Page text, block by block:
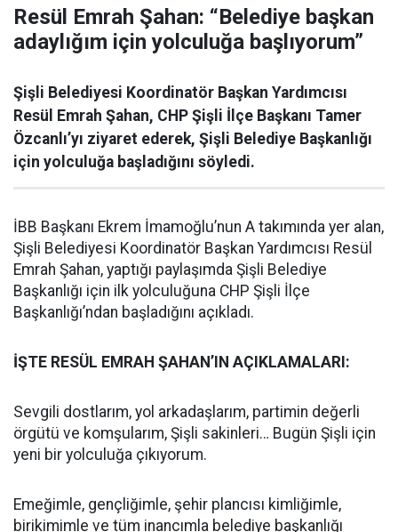
Resül Emrah Şahan: “Belediye başkan
adaylığım için yolculuğa başlıyorum”
Şişli Belediyesi Koordinatör Başkan Yardımcısı
Resül Emrah Şahan, CHP Şişli İlçe Başkanı Tamer
Özcanlı’yı ziyaret ederek, Şişli Belediye Başkanlığı
için yolculuğa başladığını söyledi.
İBB Başkanı Ekrem İmamoğlu’nun A takımında yer alan,
Şişli Belediyesi Koordinatör Başkan Yardımcısı Resül
Emrah Şahan, yaptığı paylaşımda Şişli Belediye
Başkanlığı için ilk yolculuğuna CHP Şişli İlçe
Başkanlığı’ndan başladığını açıkladı.
İŞTE RESÜL EMRAH ŞAHAN’IN AÇIKLAMALARI:
Sevgili dostlarım, yol arkadaşlarım, partimin değerli
örgütü ve komşularım, Şişli sakinleri… Bugün Şişli için
yeni bir yolculuğa çıkıyorum.
Emeğimle, gençliğimle, şehir plancısı kimliğimle,
birikimimle ve tüm inancımla belediye başkanlığı